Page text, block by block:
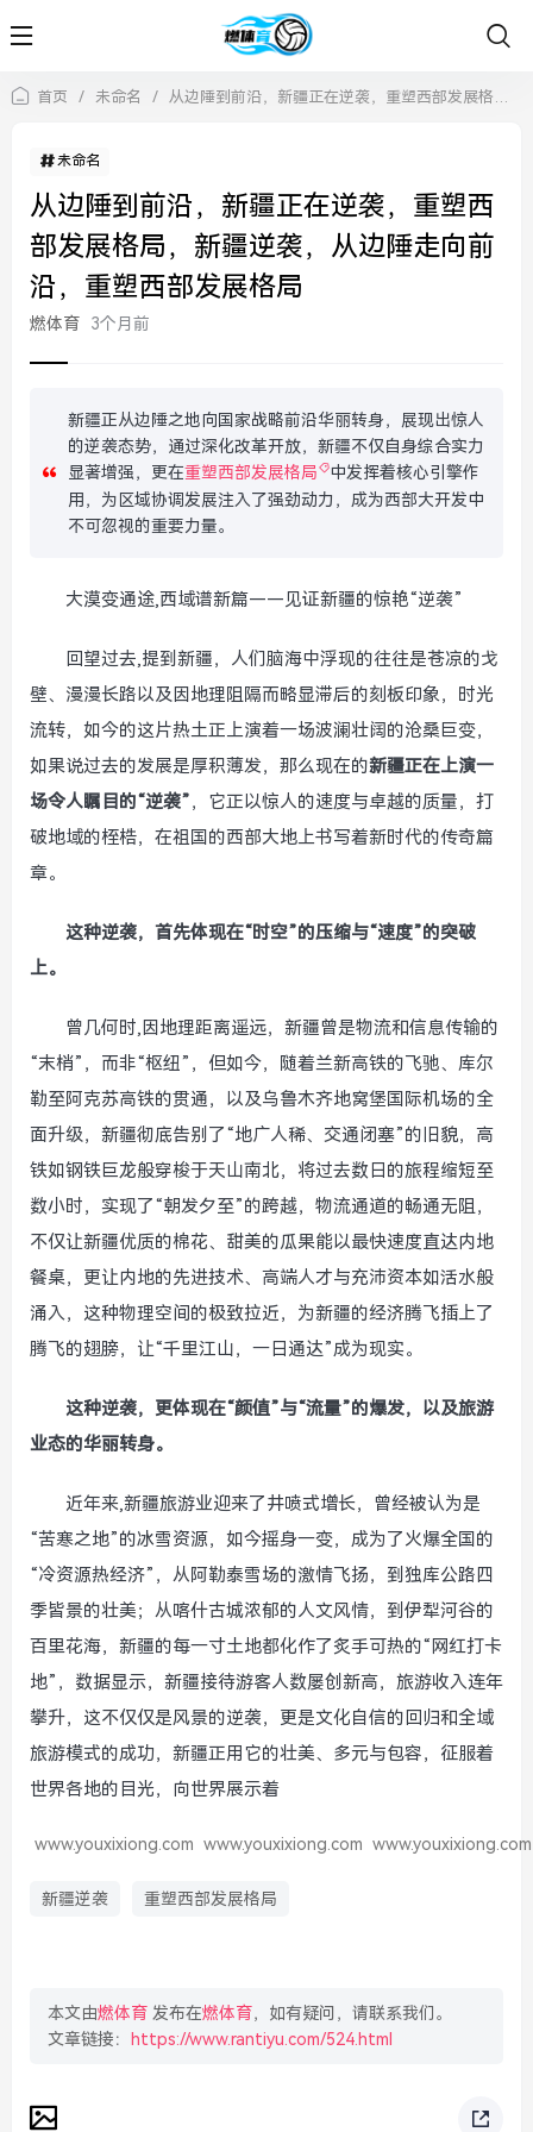
首页 / 未命名 / 从边陲到前沿，新疆正在逆袭，重塑西部发展格局，新疆逆袭，从边陲走向前沿，重塑西部发展格局
未命名
从边陲到前沿，新疆正在逆袭，重塑西
部发展格局，新疆逆袭，从边陲走向前
沿，重塑西部发展格局
燃体育 3个月前
新疆正从边陲之地向国家战略前沿华丽转身，展现出惊人
的逆袭态势，通过深化改革开放，新疆不仅自身综合实力
显著增强，更在重塑西部发展格局
中发挥着核心引擎作
用，为区域协调发展注入了强劲动力，成为西部大开发中
不可忽视的重要力量。
大漠变通途,西域谱新篇——见证新疆的惊艳“逆袭”
回望过去,提到新疆，人们脑海中浮现的往往是苍凉的戈
壁、漫漫长路以及因地理阻隔而略显滞后的刻板印象，时光
流转，如今的这片热土正上演着一场波澜壮阔的沧桑巨变，
如果说过去的发展是厚积薄发，那么现在的新疆正在上演一
场令人瞩目的“逆袭”，它正以惊人的速度与卓越的质量，打
破地域的桎梏，在祖国的西部大地上书写着新时代的传奇篇
章。
这种逆袭，首先体现在“时空”的压缩与“速度”的突破
上。
曾几何时,因地理距离遥远，新疆曾是物流和信息传输的
“末梢”，而非“枢纽”，但如今，随着兰新高铁的飞驰、库尔
勒至阿克苏高铁的贯通，以及乌鲁木齐地窝堡国际机场的全
面升级，新疆彻底告别了“地广人稀、交通闭塞”的旧貌，高
铁如钢铁巨龙般穿梭于天山南北，将过去数日的旅程缩短至
数小时，实现了“朝发夕至”的跨越，物流通道的畅通无阻，
不仅让新疆优质的棉花、甜美的瓜果能以最快速度直达内地
餐桌，更让内地的先进技术、高端人才与充沛资本如活水般
涌入，这种物理空间的极致拉近，为新疆的经济腾飞插上了
腾飞的翅膀，让“千里江山，一日通达”成为现实。
这种逆袭，更体现在“颜值”与“流量”的爆发，以及旅游
业态的华丽转身。
近年来,新疆旅游业迎来了井喷式增长，曾经被认为是
“苦寒之地”的冰雪资源，如今摇身一变，成为了火爆全国的
“冷资源热经济”，从阿勒泰雪场的激情飞扬，到独库公路四
季皆景的壮美；从喀什古城浓郁的人文风情，到伊犁河谷的
百里花海，新疆的每一寸土地都化作了炙手可热的“网红打卡
地”，数据显示，新疆接待游客人数屡创新高，旅游收入连年
攀升，这不仅仅是风景的逆袭，更是文化自信的回归和全域
旅游模式的成功，新疆正用它的壮美、多元与包容，征服着
世界各地的目光，向世界展示着
www.youxixiong.com www.youxixiong.com www.youxixiong.com
新疆逆袭 重塑西部发展格局
本文由燃体育 发布在燃体育，如有疑问，请联系我们。
文章链接：
https://www.rantiyu.com/524.html